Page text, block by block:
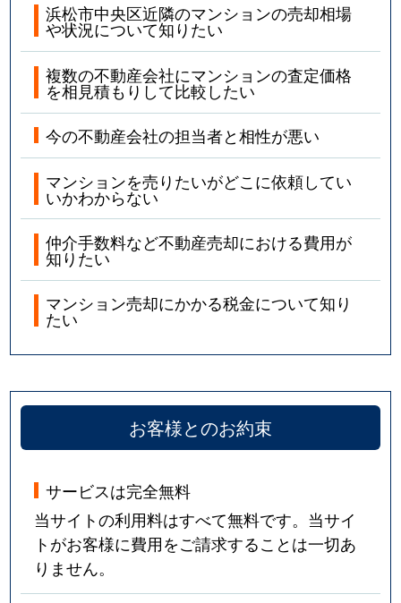
浜松市中央区近隣のマンションの売却相場
や状況について知りたい
複数の不動産会社にマンションの査定価格
を相見積もりして比較したい
今の不動産会社の担当者と相性が悪い
マンションを売りたいがどこに依頼してい
いかわからない
仲介手数料など不動産売却における費用が
知りたい
マンション売却にかかる税金について知り
たい
お客様とのお約束
サービスは完全無料
当サイトの利用料はすべて無料です。当サイ
トがお客様に費用をご請求することは一切あ
りません。